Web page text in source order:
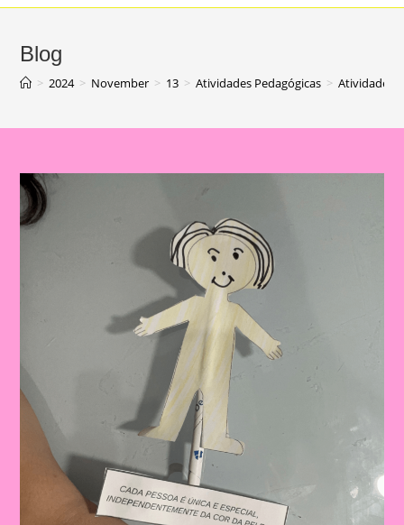
Blog
> 2024 > November > 13 > Atividades Pedagógicas > Atividade